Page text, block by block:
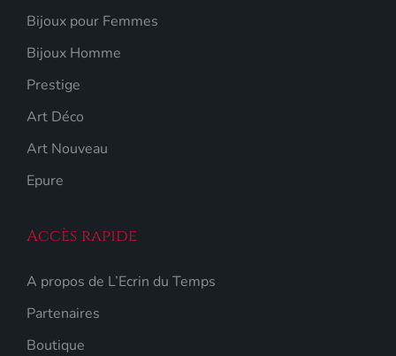
Bijoux pour Femmes
Bijoux Homme
Prestige
Art Déco
Art Nouveau
Epure
Accès rapide
A propos de L’Ecrin du Temps
Partenaires
Boutique